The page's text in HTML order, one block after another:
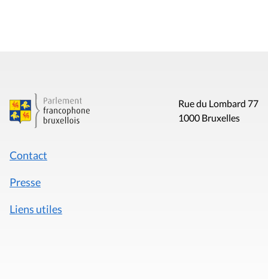
Rue du Lombard 77
1000 Bruxelles
Contact
Presse
Liens utiles